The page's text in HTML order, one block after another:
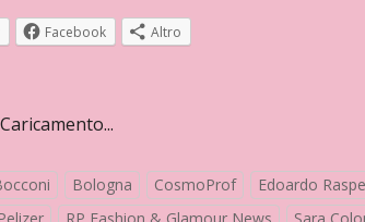
Facebook Altro
Caricamento...
Bologna CosmoProf Edoardo